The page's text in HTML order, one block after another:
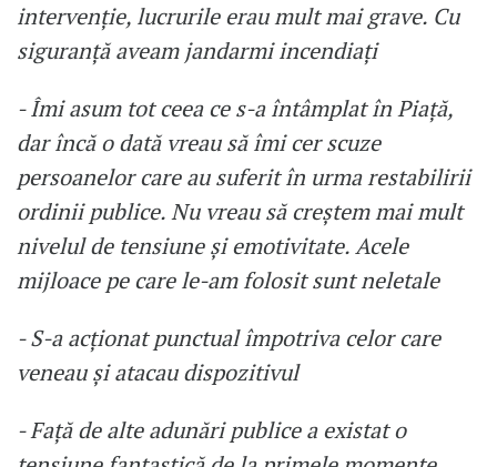
intervenție, lucrurile erau mult mai grave. Cu
siguranță aveam jandarmi incendiați
- Îmi asum tot ceea ce s-a întâmplat în Piață,
dar încă o dată vreau să îmi cer scuze
persoanelor care au suferit în urma restabilirii
ordinii publice. Nu vreau să creștem mai mult
nivelul de tensiune și emotivitate. Acele
mijloace pe care le-am folosit sunt neletale
- S-a acționat punctual împotriva celor care
veneau și atacau dispozitivul
- Față de alte adunări publice a existat o